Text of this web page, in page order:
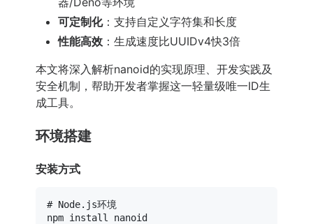
可定制化：支持自定义字符集和长度
性能高效 ：生成速度比UUIDv4快3倍
本文将深入解析nanoid的实现原理、开发实践及
安全机制，帮助开发者掌握这一轻量级唯一ID生
成工具。
环境搭建
安装方式
# Node.js环境
npm install nanoid